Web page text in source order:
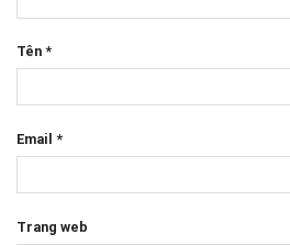
Tên *
Email *
Trang web